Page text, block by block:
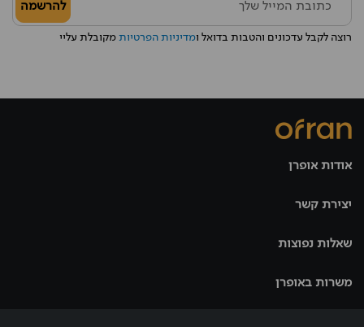
רוצה לקבל עדכונים והטבות בדואל ומדיניות הפרטיות מקובלת עליי
להרשמה
אודות אופרן
יצירת קשר
שאלות נפוצות
משרות באופרן